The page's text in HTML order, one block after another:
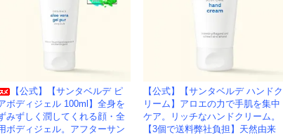
【公式】【サンタベルデ ピ
ボディジェル 100ml】全身を
みずしく潤してくれる顔・全
ボディジェル。アフターサン
【公式】【サンタベルデ ハンドク
リーム】アロエの力で手肌を集中
ケア。リッチなハンドクリーム。
【3個で送料弊社負担】天然由来